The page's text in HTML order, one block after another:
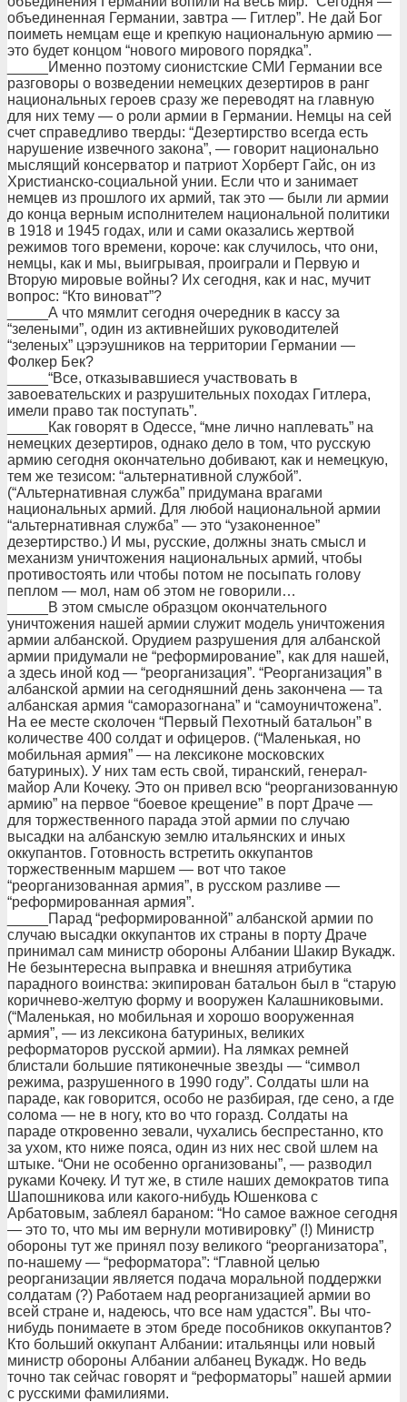
объединенная Германии, завтра — Гитлер”. Не дай Бог
поиметь немцам еще и крепкую национальную армию —
это будет концом “нового мирового порядка”.
_____Именно поэтому сионистские СМИ Германии все
разговоры о возведении немецких дезертиров в ранг
национальных героев сразу же переводят на главную
для них тему — о роли армии в Германии. Немцы на сей
счет справедливо тверды: “Дезертирство всегда есть
нарушение извечного закона”, — говорит национально
мыслящий консерватор и патриот Хорберт Гайс, он из
Христианско-социальной унии. Если что и занимает
немцев из прошлого их армий, так это — были ли армии
до конца верным исполнителем национальной политики
в 1918 и 1945 годах, или и сами оказались жертвой
режимов того времени, короче: как случилось, что они,
немцы, как и мы, выигрывая, проиграли и Первую и
Вторую мировые войны? Их сегодня, как и нас, мучит
вопрос: “Кто виноват”?
_____А что мямлит сегодня очередник в кассу за
“зелеными”, один из активнейших руководителей
“зеленых” цэрэушников на территории Германии —
Фолкер Бек?
_____“Все, отказывавшиеся участвовать в
завоевательских и разрушительных походах Гитлера,
имели право так поступать”.
_____Как говорят в Одессе, “мне лично наплевать” на
немецких дезертиров, однако дело в том, что русскую
армию сегодня окончательно добивают, как и немецкую,
тем же тезисом: “альтернативной службой”.
(“Альтернативная служба” придумана врагами
национальных армий. Для любой национальной армии
“альтернативная служба” — это “узаконенное”
дезертирство.) И мы, русские, должны знать смысл и
механизм уничтожения национальных армий, чтобы
противостоять или чтобы потом не посыпать голову
пеплом — мол, нам об этом не говорили…
_____В этом смысле образцом окончательного
уничтожения нашей армии служит модель уничтожения
армии албанской. Орудием разрушения для албанской
армии придумали не “реформирование”, как для нашей,
а здесь иной код — “реорганизация”. “Реорганизация” в
албанской армии на сегодняшний день закончена — та
албанская армия “саморазогнана” и “самоуничтожена”.
На ее месте сколочен “Первый Пехотный батальон” в
количестве 400 солдат и офицеров. (“Маленькая, но
мобильная армия” — на лексиконе московских
батуриных). У них там есть свой, тиранский, генерал-
майор Али Кочеку. Это он привел всю “реорганизованную
армию” на первое “боевое крещение” в порт Драче —
для торжественного парада этой армии по случаю
высадки на албанскую землю итальянских и иных
оккупантов. Готовность встретить оккупантов
торжественным маршем — вот что такое
“реорганизованная армия”, в русском разливе —
“реформированная армия”.
_____Парад “реформированной” албанской армии по
случаю высадки оккупантов их страны в порту Драче
принимал сам министр обороны Албании Шакир Вукадж.
Не безынтересна выправка и внешняя атрибутика
парадного воинства: экипирован батальон был в “старую
коричнево-желтую форму и вооружен Калашниковыми.
(“Маленькая, но мобильная и хорошо вооруженная
армия”, — из лексикона батуриных, великих
реформаторов русской армии). На лямках ремней
блистали большие пятиконечные звезды — “символ
режима, разрушенного в 1990 году”. Солдаты шли на
параде, как говорится, особо не разбирая, где сено, а где
солома — не в ногу, кто во что горазд. Солдаты на
параде откровенно зевали, чухались беспрестанно, кто
за ухом, кто ниже пояса, один из них нес свой шлем на
штыке. “Они не особенно организованы”, — разводил
руками Кочеку. И тут же, в стиле наших демократов типа
Шапошникова или какого-нибудь Юшенкова с
Арбатовым, заблеял бараном: “Но самое важное сегодня
— это то, что мы им вернули мотивировку” (!) Министр
обороны тут же принял позу великого “реорганизатора”,
по-нашему — “реформатора”: “Главной целью
реорганизации является подача моральной поддержки
солдатам (?) Работаем над реорганизацией армии во
всей стране и, надеюсь, что все нам удастся”. Вы что-
нибудь понимаете в этом бреде пособников оккупантов?
Кто больший оккупант Албании: итальянцы или новый
министр обороны Албании албанец Вукадж. Но ведь
точно так сейчас говорят и “реформаторы” нашей армии
с русскими фамилиями.